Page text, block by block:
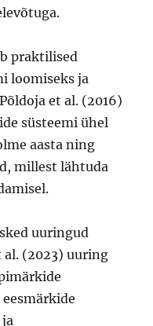
praktilised
loomiseks ja
et al. (2016)
süsteemi ühel
aasta ning
millest lähtuda
uuringud
al. (2023) uuring